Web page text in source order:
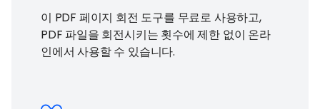
이 PDF 페이지 회전 도구를 무료로 사용하고,
PDF 파일을 회전시키는 횟수에 제한 없이 온라
인에서 사용할 수 있습니다.